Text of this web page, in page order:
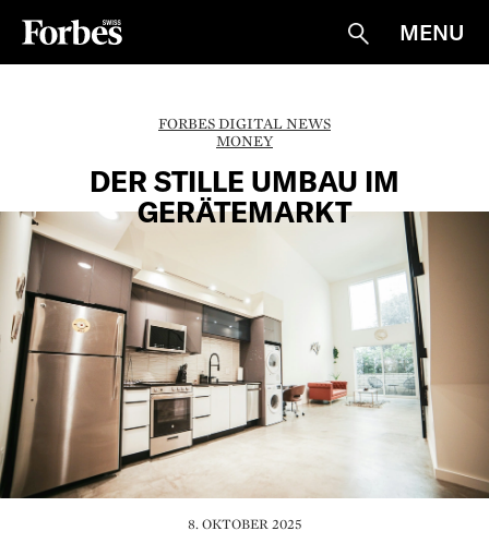
Suche
MENU
FORBES DIGITAL NEWS
MONEY
DER STILLE UMBAU IM
GERÄTEMARKT
8. OKTOBER 2025